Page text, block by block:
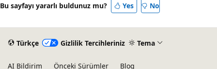
Bu sayfayı yararlı buldunuz mu? Yes No
Türkçe Gizlilik Tercihleriniz Tema
AI Bildirim Önceki Sürümler Blog